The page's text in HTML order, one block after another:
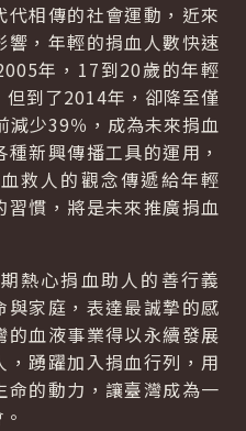
相傳的社會運動，近來
響，年輕的捐血人數快速
年，17到20歲的年輕
到了2014年，卻降至僅
減少39％，成為未來捐血
新興傳播工具的運用，
救人的觀念傳遞給年輕
習慣，將是未來推廣捐血
熱心捐血助人的善行義
家庭，表達最誠摯的感
的血液事業得以永續發展
踴躍加入捐血行列，用
的動力，讓臺灣成為一